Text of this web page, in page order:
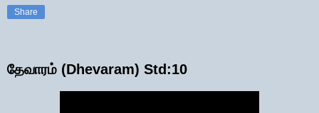
Share
தேவாரம் (Dhevaram) Std:10